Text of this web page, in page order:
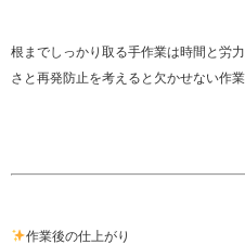
根までしっかり取る手作業は時間と労
さと再発防止を考えると欠かせない作業
作業後の仕上がり